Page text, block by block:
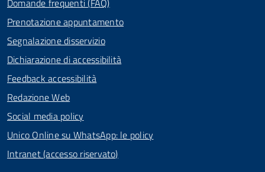
Domande frequenti (FAQ)
Prenotazione appuntamento
Segnalazione disservizio
Dichiarazione di accessibilità
Feedback accessibilità
Redazione Web
Social media policy
Unico Online su WhatsApp: le policy
Intranet (accesso riservato)